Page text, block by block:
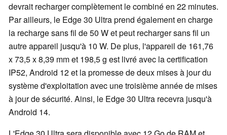
devrait recharger complètement le combiné en 22 minutes.
Par ailleurs, le Edge 30 Ultra prend également en charge
la recharge sans fil de 50 W et peut recharger sans fil un
autre appareil jusqu'à 10 W. De plus, l'appareil de 161,76
x 73,5 x 8,39 mm et 198,5 g est livré avec la certification
IP52, Android 12 et la promesse de deux mises à jour du
système d'exploitation avec une troisième année de mises
à jour de sécurité. Ainsi, le Edge 30 Ultra recevra jusqu'à
Android 14.